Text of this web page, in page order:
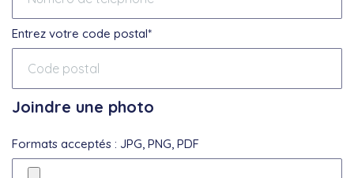
Entrez votre code postal*
Joindre une photo
Formats acceptés : JPG, PNG, PDF